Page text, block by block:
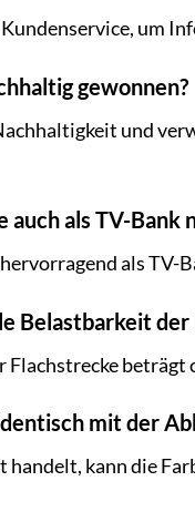
um
gewonnen?
und
auch als TV-Bank
als
Belastbarkeit der
beträgt
mit der
kann die